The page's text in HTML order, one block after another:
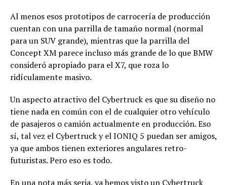
Al menos esos prototipos de carrocería de producción
cuentan con una parrilla de tamaño normal (normal
para un SUV grande), mientras que la parrilla del
Concept XM parece incluso más grande de lo que BMW
consideró apropiado para el X7, que roza lo
ridículamente masivo.
Un aspecto atractivo del Cybertruck es que su diseño no
tiene nada en común con el de cualquier otro vehículo
de pasajeros o camión actualmente en producción. Eso
sí, tal vez el Cybertruck y el IONIQ 5 puedan ser amigos,
ya que ambos tienen exteriores angulares retro-
futuristas. Pero eso es todo.
En una nota más seria, ya hemos visto un Cybertruck